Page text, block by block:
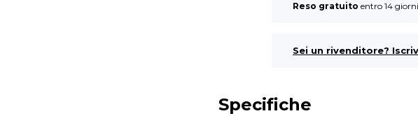
Reso gratuito entro 14 giorni
Sei un rivenditore?
Specifiche